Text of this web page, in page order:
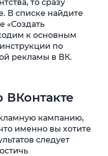
то сразу
В списке найдите
«Создать
к основным
по
рекламы в ВК.
кампанию,
именно вы хотите
следует